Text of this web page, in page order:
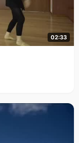
02:33